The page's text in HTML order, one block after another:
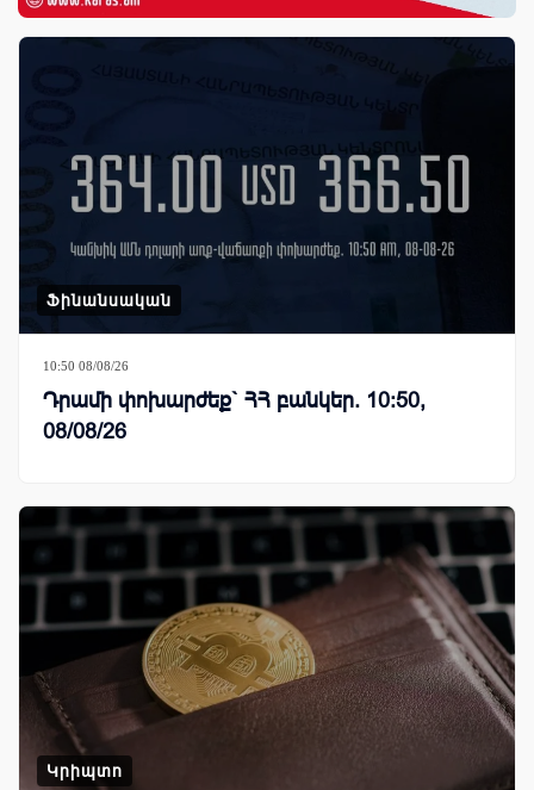
Ֆինանսական
10:50 08/08/26
Դրամի փոխարժեք` ՀՀ բանկեր. 10:50,
08/08/26
Կրիպտո